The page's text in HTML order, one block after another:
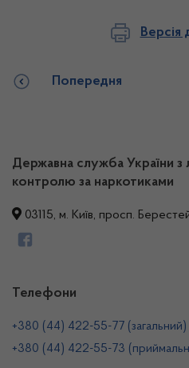
Версія
Попередня
Державна служба України з
контролю за наркотиками
03115, м. Київ, просп.
Телефони
+380 (44) 422-55-77 (загальний)
+380 (44) 422-55-73